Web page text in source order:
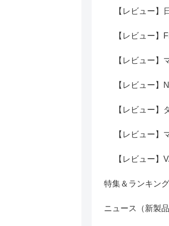
【レビュー】
【レビュー】
【レビュー】
【レビュー】
【レビュー】
【レビュー】
【レビュー】
特集＆ランキング
ニュース（新製